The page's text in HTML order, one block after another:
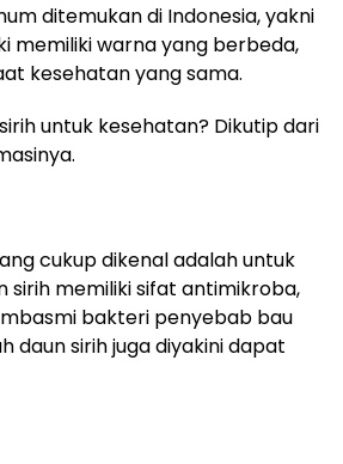
ditemukan di Indonesia, yakni
memiliki warna yang berbeda,
kesehatan yang sama.
untuk kesehatan? Dikutip dari
cukup dikenal adalah untuk
sirih memiliki sifat antimikroba,
bakteri penyebab bau
daun sirih juga diyakini dapat